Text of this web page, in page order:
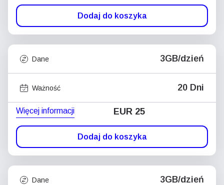
Dodaj do koszyka
Dane 3GB/dzień
Ważność 20 Dni
Więcej informacji EUR 25
Dodaj do koszyka
Dane 3GB/dzień